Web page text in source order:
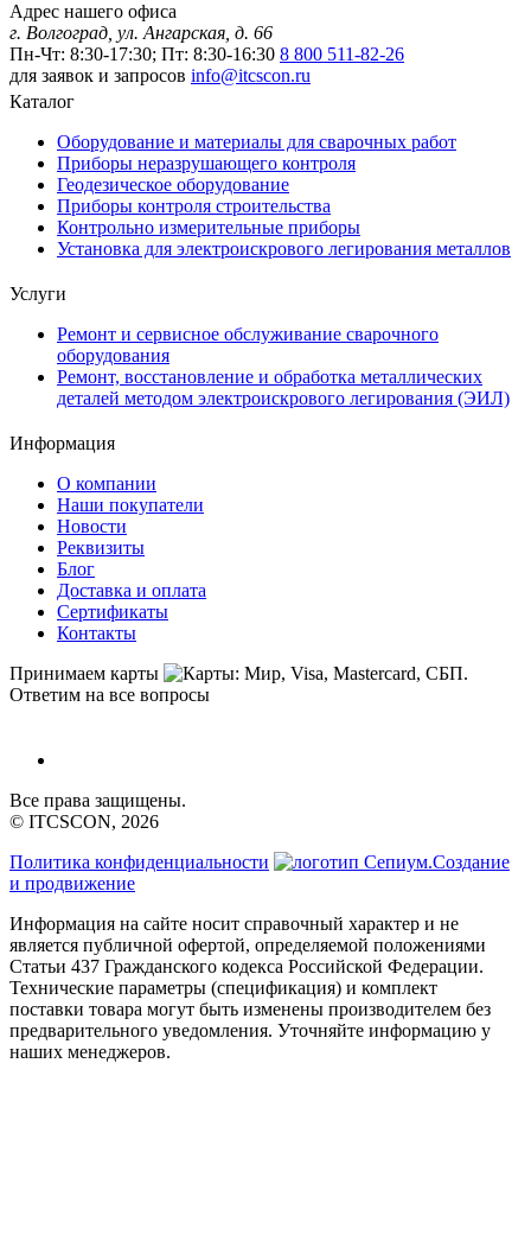
Адрес нашего офиса
г. Волгоград, ул. Ангарская, д. 66
Пн-Чт: 8:30-17:30; Пт: 8:30-16:30 8 800 511-82-26
для заявок и запросов info@itcscon.ru
Каталог
Оборудование и материалы для сварочных работ
Приборы неразрушающего контроля
Геодезическое оборудование
Приборы контроля строительства
Контрольно измерительные приборы
Установка для электроискрового легирования металлов
Услуги
Ремонт и сервисное обслуживание сварочного
оборудования
Ремонт, восстановление и обработка металлических
деталей методом электроискрового легирования (ЭИЛ)
Информация
О компании
Наши покупатели
Новости
Реквизиты
Блог
Доставка и оплата
Сертификаты
Контакты
Принимаем карты
Ответим на все вопросы
Все права защищены.
© ITCSCON, 2026
Политика конфиденциальности
Создание
и продвижение
Информация на сайте носит справочный характер и не
является публичной офертой, определяемой положениями
Статьи 437 Гражданского кодекса Российской Федерации.
Технические параметры (спецификация) и комплект
поставки товара могут быть изменены производителем без
предварительного уведомления. Уточняйте информацию у
наших менеджеров.